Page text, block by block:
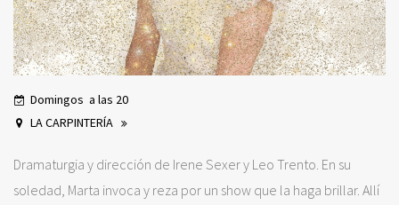
Domingos a las 20
LA CARPINTERÍA
Dramaturgia y dirección de Irene Sexer y Leo Trento. En su
soledad, Marta invoca y reza por un show que la haga brillar. Allí